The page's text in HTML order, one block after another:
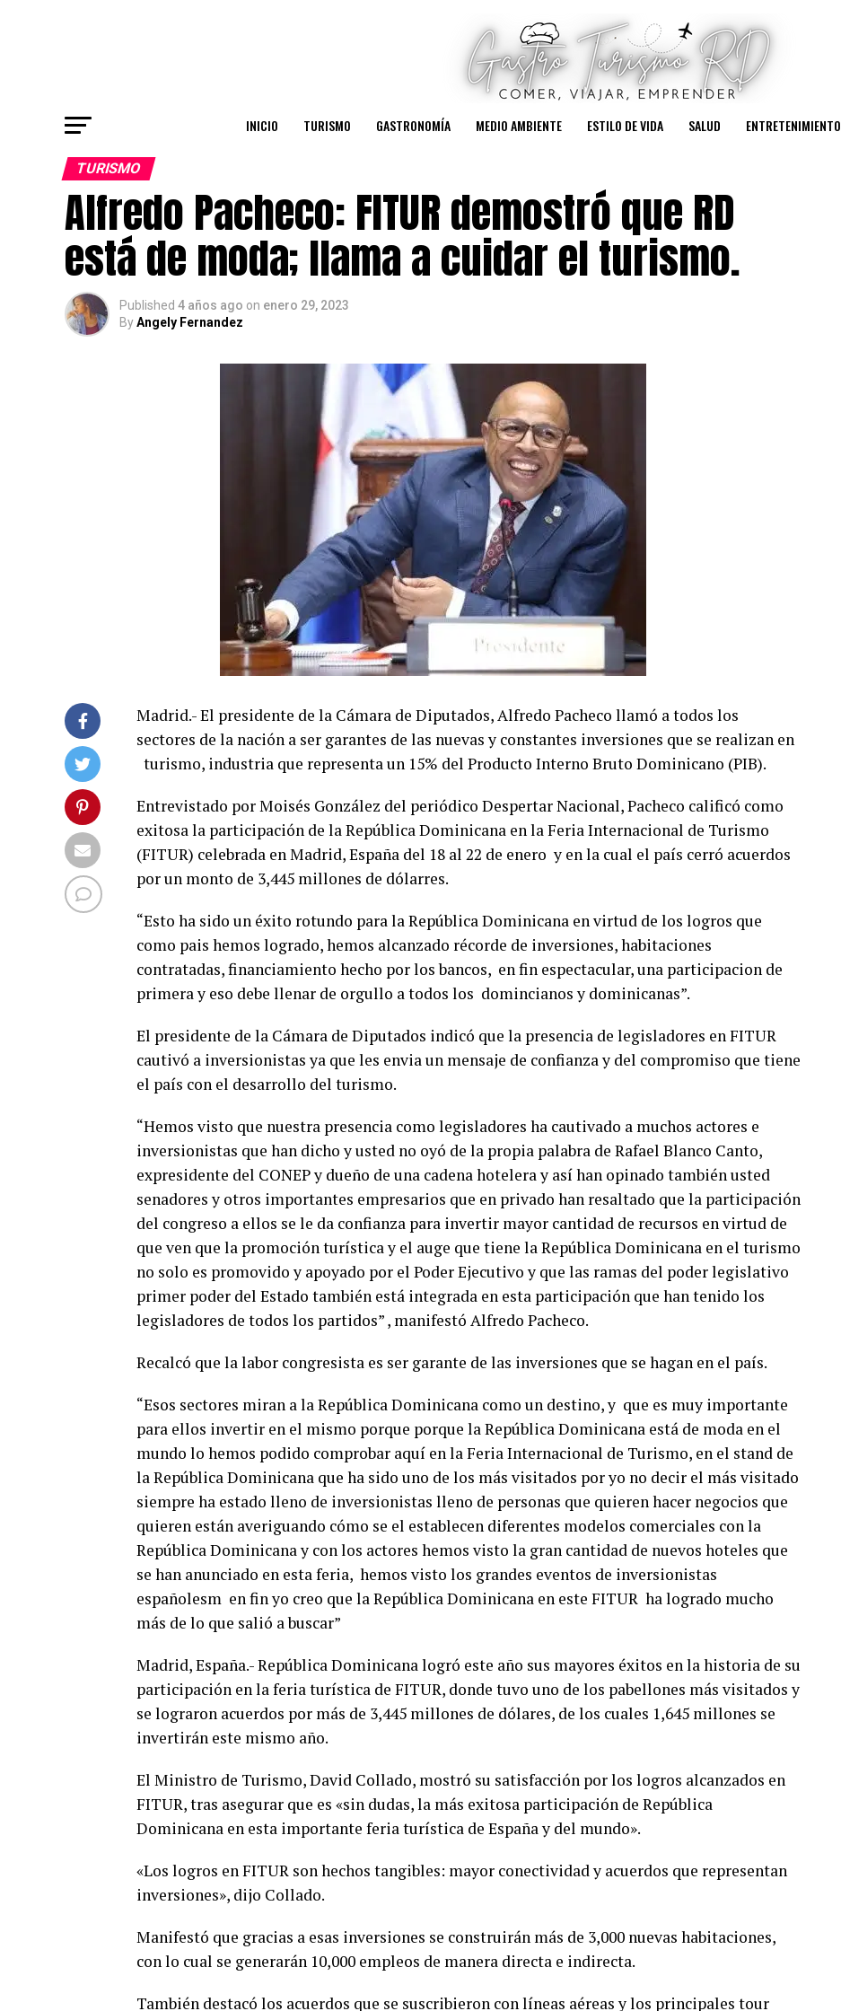
INICIO TURISMO GASTRONOMÍA MEDIO AMBIENTE ESTILO DE VIDA SALUD ENTRETENIMIENTO
TURISMO
Alfredo Pacheco: FITUR demostró que RD
está de moda; llama a cuidar el turismo.
Published 4 años ago on enero 29, 2023
ByAngely Fernandez
Madrid.- El presidente de la Cámara de Diputados, Alfredo Pacheco llamó a todos los
sectores de la nación a ser garantes de las nuevas y constantes inversiones que se realizan en
turismo, industria que representa un 15% del Producto Interno Bruto Dominicano (PIB).
Entrevistado por Moisés González del periódico Despertar Nacional, Pacheco calificó como
exitosa la participación de la República Dominicana en la Feria Internacional de Turismo
(FITUR) celebrada en Madrid, España del 18 al 22 de enero y en la cual el país cerró acuerdos
por un monto de 3,445 millones de dólarres.
“Esto ha sido un éxito rotundo para la República Dominicana en virtud de los logros que
como pais hemos logrado, hemos alcanzado récorde de inversiones, habitaciones
contratadas, financiamiento hecho por los bancos, en fin espectacular, una participacion de
primera y eso debe llenar de orgullo a todos los domincianos y dominicanas”.
El presidente de la Cámara de Diputados indicó que la presencia de legisladores en FITUR
cautivó a inversionistas ya que les envia un mensaje de confianza y del compromiso que tiene
el país con el desarrollo del turismo.
“Hemos visto que nuestra presencia como legisladores ha cautivado a muchos actores e
inversionistas que han dicho y usted no oyó de la propia palabra de Rafael Blanco Canto,
expresidente del CONEP y dueño de una cadena hotelera y así han opinado también usted
senadores y otros importantes empresarios que en privado han resaltado que la participación
del congreso a ellos se le da confianza para invertir mayor cantidad de recursos en virtud de
que ven que la promoción turística y el auge que tiene la República Dominicana en el turismo
no solo es promovido y apoyado por el Poder Ejecutivo y que las ramas del poder legislativo
primer poder del Estado también está integrada en esta participación que han tenido los
legisladores de todos los partidos” , manifestó Alfredo Pacheco.
Recalcó que la labor congresista es ser garante de las inversiones que se hagan en el país.
“Esos sectores miran a la República Dominicana como un destino, y que es muy importante
para ellos invertir en el mismo porque porque la República Dominicana está de moda en el
mundo lo hemos podido comprobar aquí en la Feria Internacional de Turismo, en el stand de
la República Dominicana que ha sido uno de los más visitados por yo no decir el más visitado
siempre ha estado lleno de inversionistas lleno de personas que quieren hacer negocios que
quieren están averiguando cómo se el establecen diferentes modelos comerciales con la
República Dominicana y con los actores hemos visto la gran cantidad de nuevos hoteles que
se han anunciado en esta feria, hemos visto los grandes eventos de inversionistas
españolesm en fin yo creo que la República Dominicana en este FITUR ha logrado mucho
más de lo que salió a buscar”
Madrid, España.- República Dominicana logró este año sus mayores éxitos en la historia de su
participación en la feria turística de FITUR, donde tuvo uno de los pabellones más visitados y
se lograron acuerdos por más de 3,445 millones de dólares, de los cuales 1,645 millones se
invertirán este mismo año.
El Ministro de Turismo, David Collado, mostró su satisfacción por los logros alcanzados en
FITUR, tras asegurar que es «sin dudas, la más exitosa participación de República
Dominicana en esta importante feria turística de España y del mundo».
«Los logros en FITUR son hechos tangibles: mayor conectividad y acuerdos que representan
inversiones», dijo Collado.
Manifestó que gracias a esas inversiones se construirán más de 3,000 nuevas habitaciones,
con lo cual se generarán 10,000 empleos de manera directa e indirecta.
También destacó los acuerdos que se suscribieron con líneas aéreas y los principales tour